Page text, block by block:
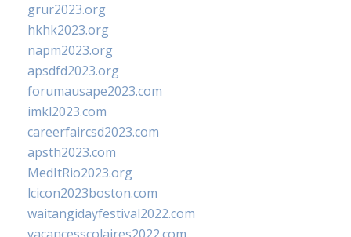
grur2023.org
hkhk2023.org
napm2023.org
apsdfd2023.org
forumausape2023.com
imkl2023.com
careerfaircsd2023.com
apsth2023.com
MedItRio2023.org
lcicon2023boston.com
waitangidayfestival2022.com